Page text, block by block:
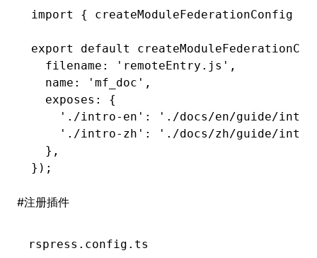
import
{ createModuleFederationConfig }
export default
  filename
: 'remoteEntry.js' ,
  name
: 'mf_doc' ,
  exposes
:
{
    './intro-en'
:
'./docs/en/guide/
    './intro-zh'
:
'./docs/zh/guide/
  }
,
});
#注册插件
rspress.config.ts